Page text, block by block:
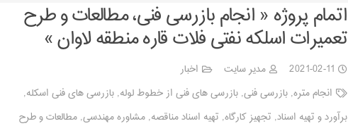
اتمام پروژه « انجام بازرسی فنی، مطالعات و طرح
تعمیرات اسلکه نفتی فلات قاره منطقه لاوان »
2021-02-11 مدیر سایت
اخبار
انجام متره,بازرسی فنی,بازرسی های فنی از خطوط لوله,بازرسی های فنی اسکله,
برآورد و تهیه اسناد, تجهیز کارگاه, تهیه اسناد مناقصه,مشاوره مهندسی,مطالعات و طرح